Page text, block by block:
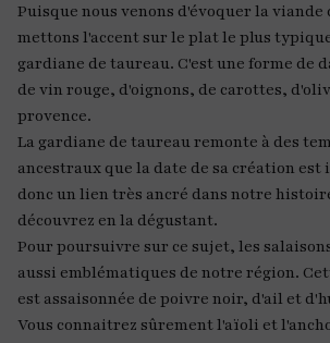
Puisque nous venons d'évoquer la viande
mettons l'accent sur le plat le plus
gardiane de taureau. C'est une forme de
de vin rouge, d'oignons, de carottes,
provence.
La gardiane de taureau remonte à des
ancestraux que la date de sa création est
donc un lien très ancré dans notre
découvrez en la dégustant.
Pour poursuivre sur ce sujet, les
aussi emblématiques de notre région.
est assaisonnée de poivre noir, d'ail et
Vous connaitrez sûrement l'aïoli et